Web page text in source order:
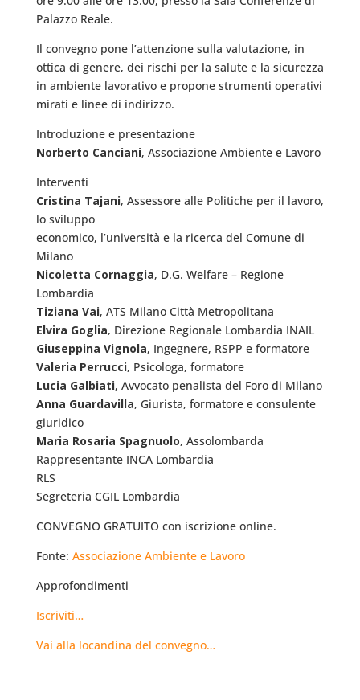
Palazzo Reale.
Il convegno pone l’attenzione sulla valutazione, in
ottica di genere, dei rischi per la salute e la sicurezza
in ambiente lavorativo e propone strumenti operativi
mirati e linee di indirizzo.
Introduzione e presentazione
Norberto Canciani, Associazione Ambiente e Lavoro
Interventi
Cristina Tajani, Assessore alle Politiche per il lavoro,
lo sviluppo
economico, l’università e la ricerca del Comune di
Milano
Nicoletta Cornaggia, D.G. Welfare – Regione
Lombardia
Tiziana Vai, ATS Milano Città Metropolitana
Elvira Goglia, Direzione Regionale Lombardia INAIL
Giuseppina Vignola, Ingegnere, RSPP e formatore
Valeria Perrucci, Psicologa, formatore
Lucia Galbiati, Avvocato penalista del Foro di Milano
Anna Guardavilla, Giurista, formatore e consulente
giuridico
Maria Rosaria Spagnuolo, Assolombarda
Rappresentante INCA Lombardia
RLS
Segreteria CGIL Lombardia
CONVEGNO GRATUITO con iscrizione online.
Fonte: Associazione Ambiente e Lavoro
Approfondimenti
Iscriviti…
Vai alla locandina del convegno…